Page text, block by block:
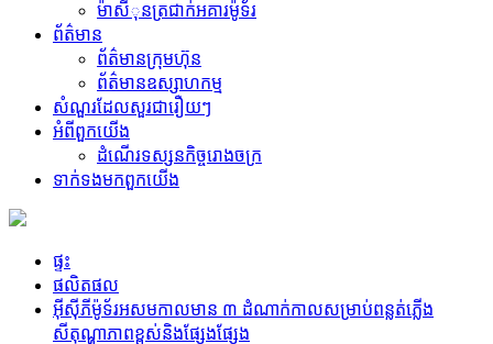
ម៉ាសីុនត្រជាក់អគារម៉ូទ័រ
ព័ត៌មាន
ព័ត៌មានក្រុមហ៊ុន
ព័ត៌មានឧស្សាហកម្ម
សំណួរដែលសួរជារឿយៗ
អំពី​ពួក​យើង
ដំណើរទស្សនកិច្ចរោងចក្រ
ទាក់ទង​មក​ពួក​យើង
ផ្ទះ
ផលិតផល
អ៊ីស៊ីភីម៉ូទ័រអសមកាលមាន ៣ ដំណាក់កាលសម្រាប់ពន្លត់ភ្លើង
សីតុណ្ហាភាពខ្ពស់និងផ្សែងផ្សែង